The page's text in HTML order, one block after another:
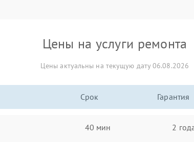
Цены на услуги ремонта
Цены актуальны на текущую дату 06.08.2026
Срок Гарантия
40 мин 2